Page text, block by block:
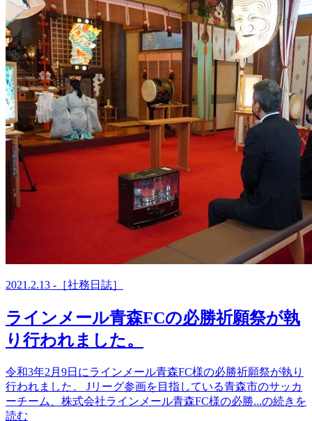
2021.2.13 -［社務日誌］
ラインメール青森FCの必勝祈願祭が執
り行われました。
令和3年2月9日にラインメール青森FC様の必勝祈願祭が執り
行われました。 Jリーグ参画を目指している青森市のサッカ
ーチーム、株式会社ラインメール青森FC様の必勝...の続きを
読む